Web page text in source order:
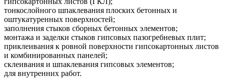
тонкослойного шпаклевания плоских бетонных и
оштукатуренных поверхностей;
заполнения стыков сборных бетонных элементов;
монтажа и заделки стыков гипсовых пазогребневых плит;
приклеивания к ровной поверхности гипсокартонных листов
и комбинированных панелей;
склеивания и шпаклевания гипсовых элементов;
для внутренних работ.